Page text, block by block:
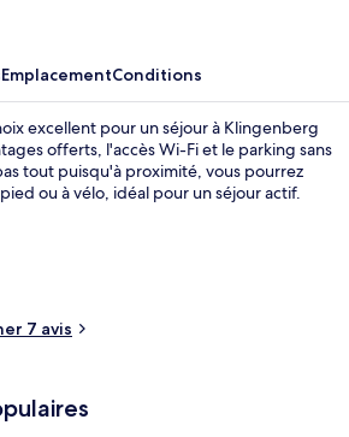
Espace mariage en plein air
EmplacementConditions
excellent pour un séjour à Klingenberg
offerts, l'accès Wi-Fi et le parking sans
tout puisqu'à proximité, vous pourrez
ou à vélo, idéal pour un séjour actif.
7 avis